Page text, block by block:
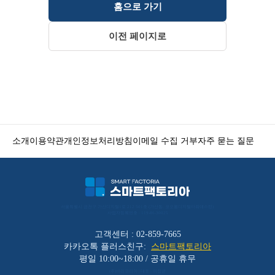
홈으로 가기
이전 페이지로
소개 이용약관개인정보처리방침 이메일 수집 거부자주 묻는 질문
고객센터 : 02-859-7665
카카오톡 플러스친구:
스마트팩토리아
평일 10:00~18:00 / 공휴일 휴무